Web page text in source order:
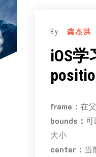
By - 龚杰洪
iOS
frame： 在
bounds： 可
大小
center： 当